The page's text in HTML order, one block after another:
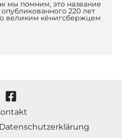
мы помним, это название
опубликованного 220 лет
великим кёнигсбержцем